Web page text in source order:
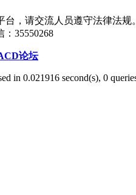
台，请交流人员遵守法律法规
35550268
论坛
in 0.021916 second(s), 0